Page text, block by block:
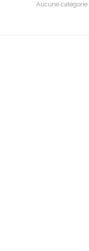
Aucune catégorie